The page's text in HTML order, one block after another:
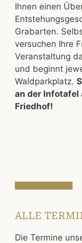
Ihnen einen
Grabarten.
versuchen Ihre
Veranstaltung
und beginnt
Waldparkplatz.
an der Infotafel
Friedhof!
ALLE
Die Termine